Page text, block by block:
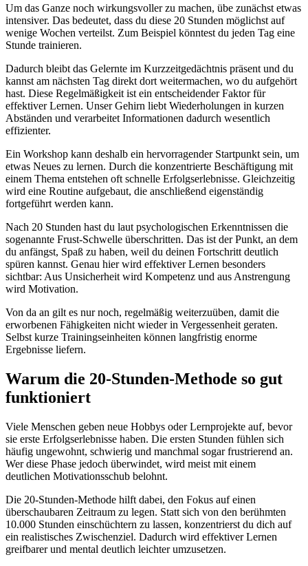
Um das Ganze noch wirkungsvoller zu machen, übe zunächst etwas
intensiver. Das bedeutet, dass du diese 20 Stunden möglichst auf
wenige Wochen verteilst. Zum Beispiel könntest du jeden Tag eine
Stunde trainieren.
Dadurch bleibt das Gelernte im Kurzzeitgedächtnis präsent und du
kannst am nächsten Tag direkt dort weitermachen, wo du aufgehört
hast. Diese Regelmäßigkeit ist ein entscheidender Faktor für
effektiver Lernen. Unser Gehirn liebt Wiederholungen in kurzen
Abständen und verarbeitet Informationen dadurch wesentlich
effizienter.
Ein Workshop kann deshalb ein hervorragender Startpunkt sein, um
etwas Neues zu lernen. Durch die konzentrierte Beschäftigung mit
einem Thema entstehen oft schnelle Erfolgserlebnisse. Gleichzeitig
wird eine Routine aufgebaut, die anschließend eigenständig
fortgeführt werden kann.
Nach 20 Stunden hast du laut psychologischen Erkenntnissen die
sogenannte Frust-Schwelle überschritten. Das ist der Punkt, an dem
du anfängst, Spaß zu haben, weil du deinen Fortschritt deutlich
spüren kannst. Genau hier wird effektiver Lernen besonders
sichtbar: Aus Unsicherheit wird Kompetenz und aus Anstrengung
wird Motivation.
Von da an gilt es nur noch, regelmäßig weiterzuüben, damit die
erworbenen Fähigkeiten nicht wieder in Vergessenheit geraten.
Selbst kurze Trainingseinheiten können langfristig enorme
Ergebnisse liefern.
Warum die 20-Stunden-Methode so gut
funktioniert
Viele Menschen geben neue Hobbys oder Lernprojekte auf, bevor
sie erste Erfolgserlebnisse haben. Die ersten Stunden fühlen sich
häufig ungewohnt, schwierig und manchmal sogar frustrierend an.
Wer diese Phase jedoch überwindet, wird meist mit einem
deutlichen Motivationsschub belohnt.
Die 20-Stunden-Methode hilft dabei, den Fokus auf einen
überschaubaren Zeitraum zu legen. Statt sich von den berühmten
10.000 Stunden einschüchtern zu lassen, konzentrierst du dich auf
ein realistisches Zwischenziel. Dadurch wird effektiver Lernen
greifbarer und mental deutlich leichter umzusetzen.